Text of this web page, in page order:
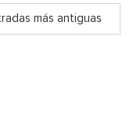
más antiguas